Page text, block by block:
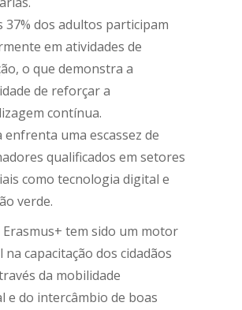
37% dos adultos participam
em atividades de
o que demonstra a
de reforçar a
contínua.
enfrenta uma escassez de
qualificados em setores
como tecnologia digital e
verde.
tem sido um motor
capacitação dos cidadãos
da mobilidade
e do intercâmbio de boas